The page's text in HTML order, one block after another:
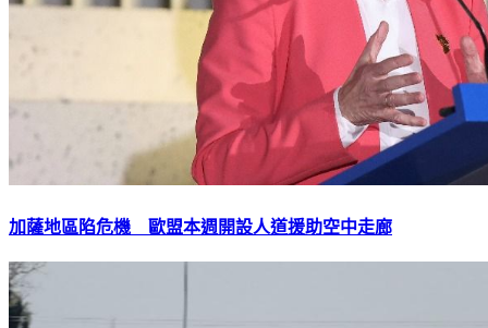
加薩地區陷危機 歐盟本週開設人道援助空中走廊